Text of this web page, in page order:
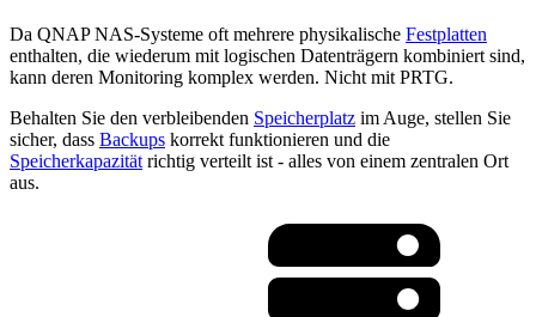
Da QNAP NAS-Systeme oft mehrere physikalische Festplatten
enthalten, die wiederum mit logischen Datenträgern kombiniert sind,
kann deren Monitoring komplex werden. Nicht mit PRTG.
Behalten Sie den verbleibenden Speicherplatz im Auge, stellen Sie
sicher, dass Backups korrekt funktionieren und die
Speicherkapazität richtig verteilt ist - alles von einem zentralen Ort
aus.